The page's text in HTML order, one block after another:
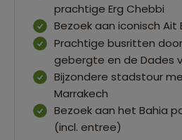
prachtige Erg Chebbi
Bezoek aan iconisch Ait
Prachtige busritten
gebergte en de Dades
Bijzondere stadstour
Marrakech
Bezoek aan het Bahia
(incl. entree)